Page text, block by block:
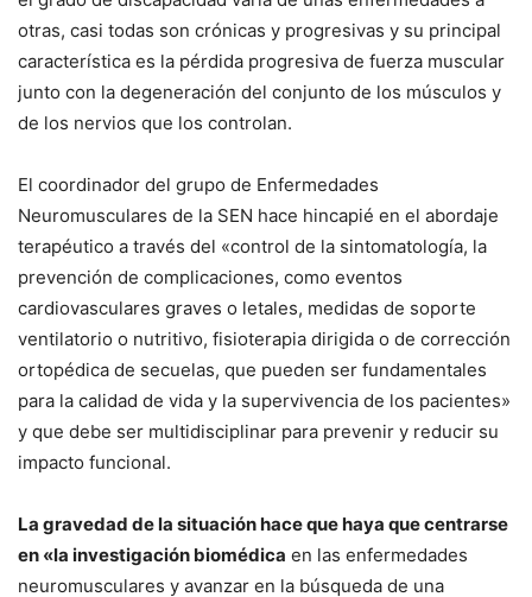
otras, casi todas son crónicas y progresivas y su principal
característica es la pérdida progresiva de fuerza muscular
junto con la degeneración del conjunto de los músculos y
de los nervios que los controlan.
El coordinador del grupo de Enfermedades
Neuromusculares de la SEN hace hincapié en el abordaje
terapéutico a través del «control de la sintomatología, la
prevención de complicaciones, como eventos
cardiovasculares graves o letales, medidas de soporte
ventilatorio o nutritivo, fisioterapia dirigida o de corrección
ortopédica de secuelas, que pueden ser fundamentales
para la calidad de vida y la supervivencia de los pacientes»
y que debe ser multidisciplinar para prevenir y reducir su
impacto funcional.
La gravedad de la situación hace que haya que centrarse
en «la investigación biomédica en las enfermedades
neuromusculares y avanzar en la búsqueda de una